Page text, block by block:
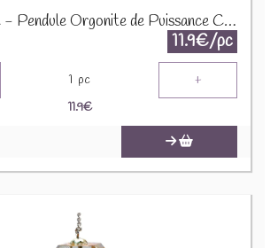
Arbre de Vie - Pendule Orgonite de Puissance Chakra - OrgCP-07
11.9€/pc
1 pc +
11.9€